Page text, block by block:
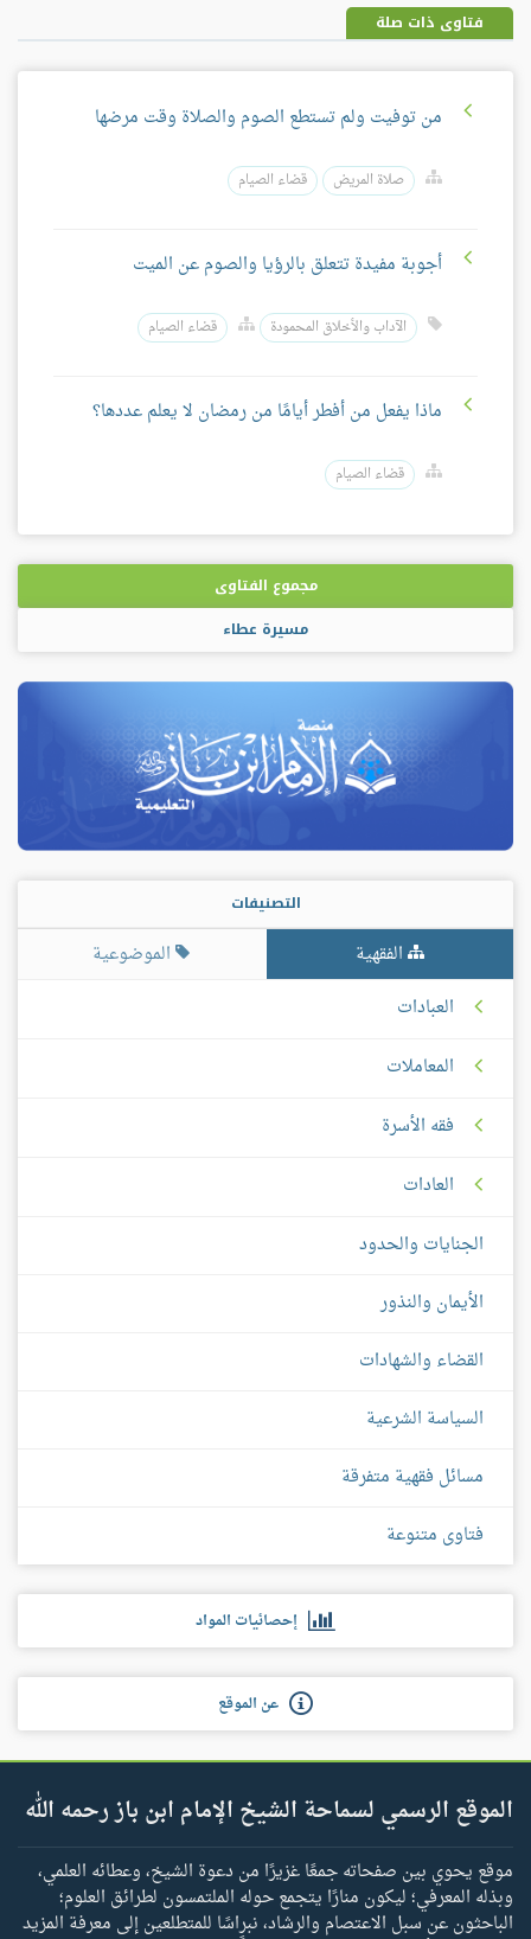
فتاوى ذات صلة
من توفيت ولم تستطع الصوم والصلاة وقت مرضها
صلاة المريض قضاء الصيام
أجوبة مفيدة تتعلق بالرؤيا والصوم عن الميت
الآداب والأخلاق المحمودة قضاء الصيام
ماذا يفعل من أفطر أيامًا من رمضان لا يعلم عددها؟
قضاء الصيام
مجموع الفتاوى
مسيرة عطاء
التصنيفات
الفقهية
الموضوعية
العبادات
المعاملات
فقه الأسرة
العادات
الجنايات والحدود
الأيمان والنذور
القضاء والشهادات
السياسة الشرعية
مسائل فقهية متفرقة
فتاوى متنوعة
إحصائيات المواد
عن الموقع
الموقع الرسمي لسماحة الشيخ الإمام ابن باز رحمه الله
موقع يحوي بين صفحاته جمعًا غزيرًا من دعوة الشيخ، وعطائه العلمي،
وبذله المعرفي؛ ليكون منارًا يتجمع حوله الملتمسون لطرائق العلوم؛
الباحثون عن سبل الاعتصام والرشاد، نبراسًا للمتطلعين إلى معرفة المزيد